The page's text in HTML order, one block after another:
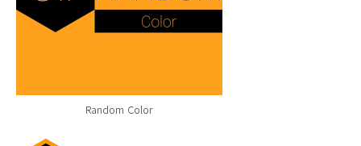
Random Color